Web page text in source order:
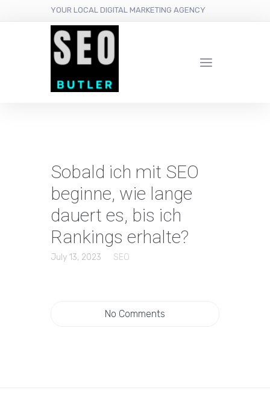
YOUR LOCAL DIGITAL MARKETING AGENCY
Sobald ich mit SEO
beginne, wie lange
dauert es, bis ich
Rankings erhalte?
July 13, 2023 SEO
No Comments